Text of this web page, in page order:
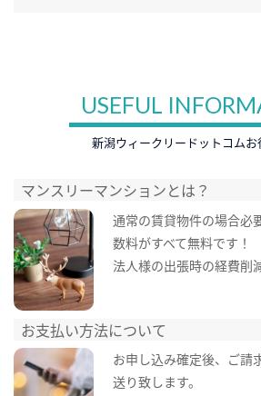
USEFUL
新潟ウィークリードットコムお
マンスリーマンションとは？
通常の賃貸物件の場合必
数料がすべて無料です！
法人様の出張時の経費削
お支払い方法について
お申し込み確定後、ご請
送り致します。